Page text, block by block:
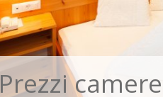
Prezzi camere